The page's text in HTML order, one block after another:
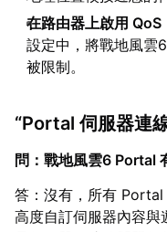
在路由器上啟用 QoS
設定中，將戰地風雲
被限制。
“Portal 伺服器連
問：戰地風雲6 Portal
答：沒有，所有 Portal
高度自訂伺服器內容與